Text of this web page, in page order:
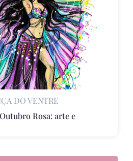
DO VENTRE
Rosa: arte e